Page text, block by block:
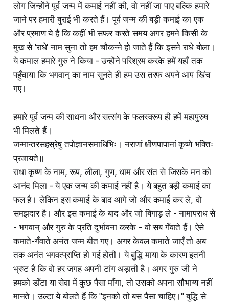
लोग जिन्होंने पूर्व जन्म में कमाई नहीं की, वो नहीं जा पाए बल्कि हमारे
जाने पर हमारी बुराई भी करते हैं। पूर्व जन्म की बड़ी कमाई का एक
और प्रमाण ये है कि कहीं भी सफर करते समय अगर हमने किसी के
मुख से 'राधे' नाम सुना तो हम चौकन्ने हो जाते हैं कि इसने राधे बोला।
ये कमाल हमारे गुरु ने किया - उन्होंने परिश्रम करके हमें यहाँ तक
पहुँचाया कि भगवान् का नाम सुनते ही हम उस तरफ अपने आप खिंच
गए।
हमारे पूर्व जन्म की साधना और सत्संग के फलस्वरूप ही हमें महापुरुष
भी मिलते हैं।
जन्मान्तरसहस्रेषु तपोज्ञानसमाधिभिः। नराणां क्षीणपापानां कृष्णे भक्तिः
प्रजायते॥
राधा कृष्ण के नाम, रूप, लीला, गुण, धाम और संत से जिसके मन को
आनंद मिला - ये एक जन्म की कमाई नहीं है। ये बहुत बड़ी कमाई का
फल है। लेकिन इस कमाई के बाद आगे जो और कमाई कर ले, वो
समझदार है। और इस कमाई के बाद और जो बिगाड़ ले - नामापराध से
- भगवान् और गुरु के प्रति दुर्भावना करके - वो सब गँवाते हैं। ऐसे
कमाते-गँवाते अनंत जन्म बीत गए। अगर केवल कमाते जाएँ तो अब
तक अनंत भगवत्प्राप्ति हो गई होती। ये बुद्धि माया के कारण इतनी
भ्रष्ट है कि वो हर जगह अपनी टांग अड़ाती है। अगर गुरु जी ने
हमको डाँटा या सेवा में कुछ पैसा माँगा, तो उसको अपना सौभाग्य नहीं
मानते। उल्टा ये बोलते हैं कि "इनको तो बस पैसा चाहिए।" बुद्धि से